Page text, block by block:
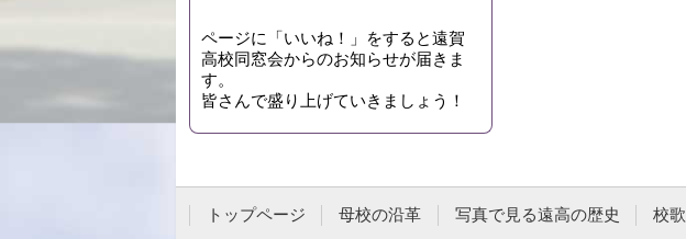
ページに「いいね！」をすると遠賀
高校同窓会からのお知らせが届きま
す。
皆さんで盛り上げていきましょう！
トップページ 母校の沿革 写真で見る遠高の歴史 校歌